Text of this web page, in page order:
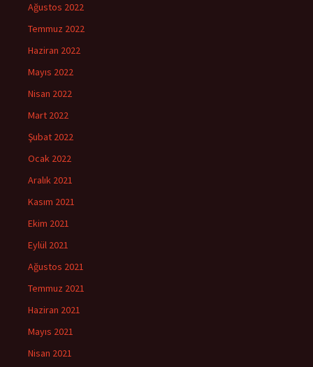
Ağustos 2022
Temmuz 2022
Haziran 2022
Mayıs 2022
Nisan 2022
Mart 2022
Şubat 2022
Ocak 2022
Aralık 2021
Kasım 2021
Ekim 2021
Eylül 2021
Ağustos 2021
Temmuz 2021
Haziran 2021
Mayıs 2021
Nisan 2021